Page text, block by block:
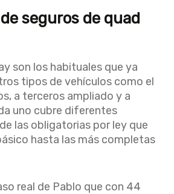
seguros de quad
son los habituales que ya
tipos de vehículos como el
a terceros ampliado y a
uno cubre diferentes
las obligatorias por ley que
hasta las más completas
real de Pablo que con 44